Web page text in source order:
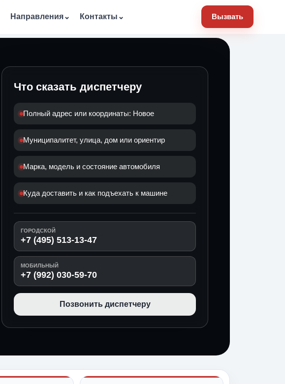
Направления⌄ Контакты ⌄ Вызвать
Что сказать диспетчеру
Полный адрес или координаты: Новое
Муниципалитет, улица, дом или ориентир
Марка, модель и состояние автомобиля
Куда доставить и как подъехать к машине
ГОРОДСКОЙ
+7 (495) 513-13-47
МОБИЛЬНЫЙ
+7 (992) 030-59-70
Позвонить диспетчеру